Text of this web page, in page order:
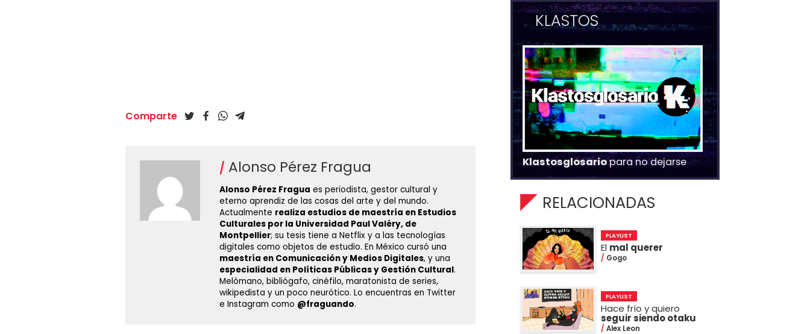
Comparte
Alonso Pérez Fragua
Alonso Pérez Fragua es periodista, gestor cultural y
eterno aprendiz de las cosas del arte y del mundo.
Actualmente realiza estudios de maestría en Estudios
Culturales por la Universidad Paul Valéry, de
Montpellier; su tesis tiene a Netflix y a las tecnologías
digitales como objetos de estudio. En México cursó una
maestría en Comunicación y Medios Digitales, y una
especialidad en Políticas Públicas y Gestión Cultural.
Melómano, bibliógafo, cinéfilo, maratonista de series,
wikipedista y un poco neurótico. Lo encuentras en Twitter
e Instagram como @fraguando.
KLASTOS
Klastosglosariopara no dejarse
RELACIONADAS
PLAYLIST
El mal querer
Gogo
PLAYLIST
Hace frío y quiero
seguir siendo otaku
Alex Leon